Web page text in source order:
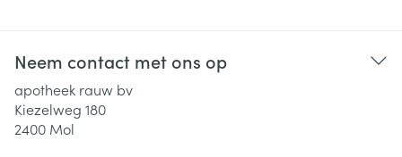
Neem contact met ons op
apotheek rauw bv
Kiezelweg 180
2400 Mol